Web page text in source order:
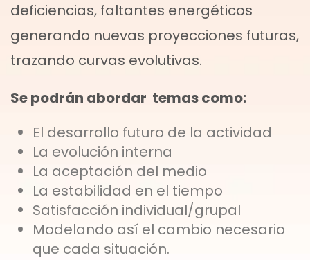
deficiencias, faltantes energéticos
generando nuevas proyecciones futuras,
trazando curvas evolutivas.
Se podrán abordar temas como:
El desarrollo futuro de la actividad
La evolución interna
La aceptación del medio
La estabilidad en el tiempo
Satisfacción individual/grupal
Modelando así el cambio necesario
que cada situación.